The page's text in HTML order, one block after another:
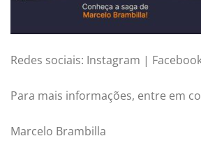
Redes sociais: Instagram |
Para mais informações, entre em
Marcelo Brambilla